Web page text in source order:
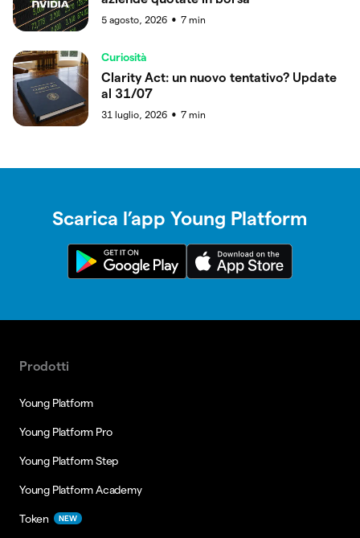
5 agosto, 2026 ● 7 min
Curiosità
Clarity Act: un nuovo tentativo? Update
al 31/07
31 luglio, 2026 ● 7 min
Scarica l’app Young Platform
Prodotti
Young Platform
Young Platform Pro
Young Platform Step
Young Platform Academy
Token NEW